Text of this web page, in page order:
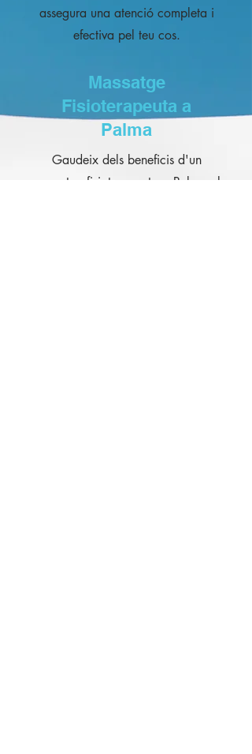
assegura una atenció completa i
efectiva pel teu cos.
Massatge
Fisioterapeuta a
Palma
Gaudeix dels beneficis d'un
massatge fisioterapeuta a Palma al